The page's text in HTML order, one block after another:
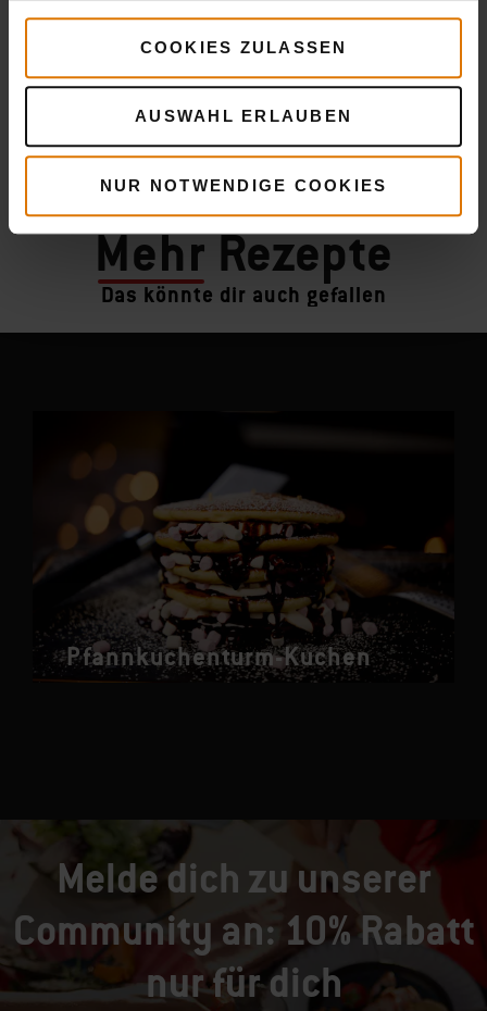
COOKIES ZULASSEN
AUSWAHL ERLAUBEN
NUR NOTWENDIGE COOKIES
MehrRezepte
Das könnte dir auch gefallen
Pfannkuchenturm-Kuchen
Melde dich zu unserer
Community an: 10% Rabatt
nur für dich